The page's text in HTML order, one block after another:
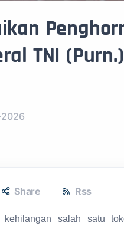
TNI
Share Rss
salah satu